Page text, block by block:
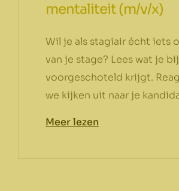
Wil je als stagiair écht iets
van je stage? Lees wat je
voorgeschoteld krijgt.
we kijken uit naar je
mentaliteit (m/v/x)
Meer lezen